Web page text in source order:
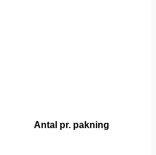
Antal pr. pakning